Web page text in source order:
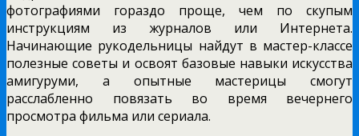
фотографиями гораздо проще, чем по скупым
инструкциям из журналов или Интернета.
Начинающие рукодельницы найдут в мастер-классе
полезные советы и освоят базовые навыки искусства
амигуруми, а опытные мастерицы смогут
расслабленно повязать во время вечернего
просмотра фильма или сериала.